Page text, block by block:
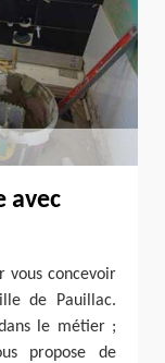
avec
vous concevoir
de Pauillac.
le métier ;
propose de